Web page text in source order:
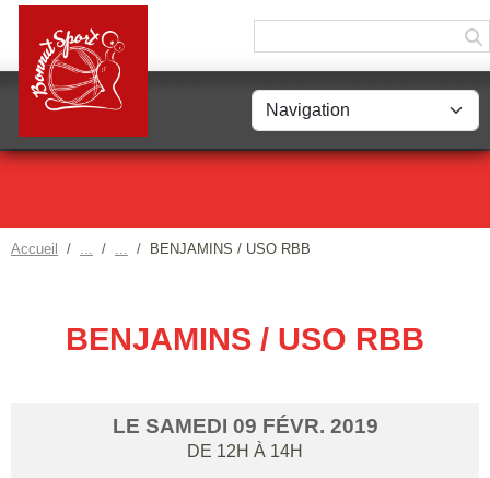
Accueil BENJAMINS / USO RBB
BENJAMINS / USO RBB
LE SAMEDI 09 FÉVR. 2019
DE 12H À 14H